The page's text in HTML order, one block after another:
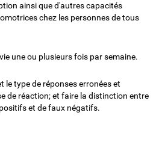
ainsi que d'autres capacités
chez les personnes de tous
une ou plusieurs fois par semaine.
le type de réponses erronées et
de réaction; et faire la distinction entre
et de faux négatifs.